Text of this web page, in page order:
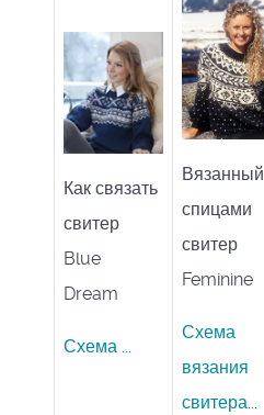
Как связать
свитер
Blue
Dream
Схема ...
Вязанный
спицами
свитер
Feminine
Схема
вязания
свитера...